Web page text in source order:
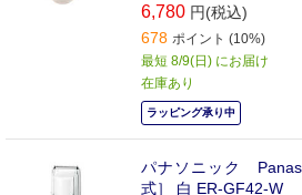
6,780 円(税込)
678 ポイント (10%)
最短 8/9(日) にお届け
在庫あり
ラッピング承り中
パナソニック
式］ 白 ER-GF42-W